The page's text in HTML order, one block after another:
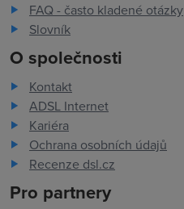
FAQ - často kladené otázky
Slovník
O společnosti
Kontakt
ADSL Internet
Kariéra
Ochrana osobních údajů
Recenze dsl.cz
Pro partnery